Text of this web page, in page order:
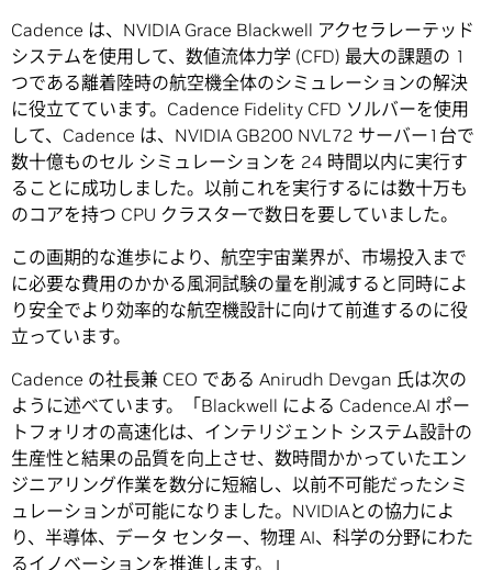
Cadence は、NVIDIA Grace Blackwell アクセラレーテッド
システムを使用して、数値流体力学 (CFD) 最大の課題の 1
つである離着陸時の航空機全体のシミュレーションの解決
に役立てています。Cadence Fidelity CFD ソルバーを使用
して、Cadence は、NVIDIA GB200 NVL72 サーバー1台で
数十億ものセル シミュレーションを 24 時間以内に実行す
ることに成功しました。以前これを実行するには数十万も
のコアを持つ CPU クラスターで数日を要していました。
この画期的な進歩により、航空宇宙業界が、市場投入まで
に必要な費用のかかる風洞試験の量を削減すると同時によ
り安全でより効率的な航空機設計に向けて前進するのに役
立っています。
Cadence の社長兼 CEO である Anirudh Devgan 氏は次の
ように述べています。「Blackwell による Cadence.AI ポー
トフォリオの高速化は、インテリジェント システム設計の
生産性と結果の品質を向上させ、数時間かかっていたエン
ジニアリング作業を数分に短縮し、以前不可能だったシミ
ュレーションが可能になりました。NVIDIAとの協力によ
り、半導体、データ センター、物理 AI、科学の分野にわた
るイノベーションを推進します。」